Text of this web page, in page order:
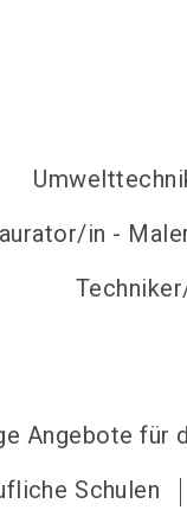
in -
Angebote für
Schulen